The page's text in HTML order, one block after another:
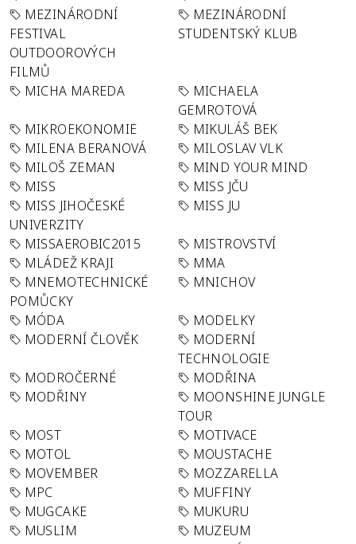
MEZINÁRODNÍ
FESTIVAL
OUTDOOROVÝCH
FILMŮ
MEZINÁRODNÍ
STUDENTSKÝ KLUB
MICHA MAREDA
MICHAELA
GEMROTOVÁ
MIKROEKONOMIE
MIKULÁŠ BEK
MILENA BERANOVÁ
MILOSLAV VLK
MILOŠ ZEMAN
MIND YOUR MIND
MISS
MISS JČU
MISS JIHOČESKÉ
UNIVERZITY
MISS JU
MISSAEROBIC2015
MISTROVSTVÍ
MLÁDEŽ KRAJI
MMA
MNEMOTECHNICKÉ
POMŮCKY
MNICHOV
MÓDA
MODELKY
MODERNÍ ČLOVĚK
MODERNÍ
TECHNOLOGIE
MODROČERNÉ
MODŘINA
MODŘINY
MOONSHINE JUNGLE
TOUR
MOST
MOTIVACE
MOTOL
MOUSTACHE
MOVEMBER
MOZZARELLA
MPC
MUFFINY
MUGCAKE
MUKURU
MUSLIM
MUZEUM